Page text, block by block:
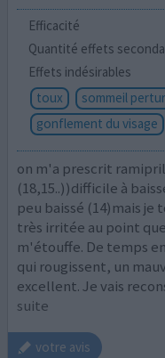
Efficacité
Quantité effets
Effets indésirables
toux
sommeil
gonflement du visage
on m'a prescrit
(18,15..))difficile à
peu baissé (14)mais je
très irritée au point
m'étouffe. De temps
qui rougissent, un
excellent. Je vais
suite
votre avis